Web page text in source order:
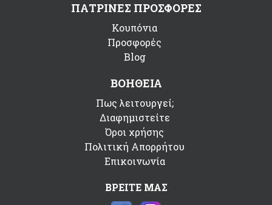
ΠΑΤΡΙΝΕΣ ΠΡΟΣΦΟΡΕΣ
Κουπόνια
Προσφορές
Blog
ΒΟΗΘΕΙΑ
Πως λειτουργεί;
Διαφημιστείτε
Όροι χρήσης
Πολιτική Απορρήτου
Επικοινωνία
ΒΡΕΙΤΕ ΜΑΣ